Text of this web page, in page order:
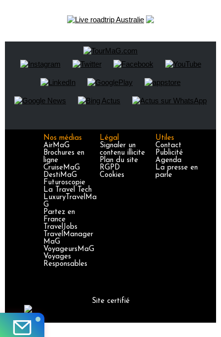
Nos médias
AirMaG
Brochures en
ligne
CruiseMaG
DestiMaG
Futuroscopie
La Travel Tech
LuxuryTravelMa
G
Partez en
France
TravelJobs
TravelManager
MaG
VoyageursMaG
Voyages
Responsables
Légal
Signaler un
contenu illicite
Plan du site
RGPD
Cookies
Utiles
Contact
Publicité
Agenda
La presse en
parle
Site certifié